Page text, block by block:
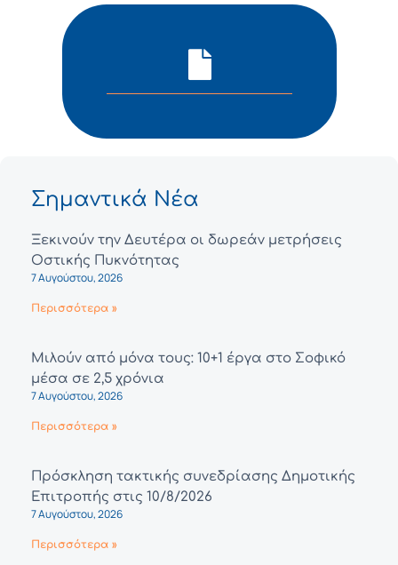
Σημαντικά Νέα
Ξεκινούν την Δευτέρα οι δωρεάν μετρήσεις
Οστικής Πυκνότητας
7 Αυγούστου, 2026
Περισσότερα »
Μιλούν από μόνα τους: 10+1 έργα στο Σοφικό
μέσα σε 2,5 χρόνια
7 Αυγούστου, 2026
Περισσότερα »
Πρόσκληση τακτικής συνεδρίασης Δημοτικής
Επιτροπής στις 10/8/2026
7 Αυγούστου, 2026
Περισσότερα »